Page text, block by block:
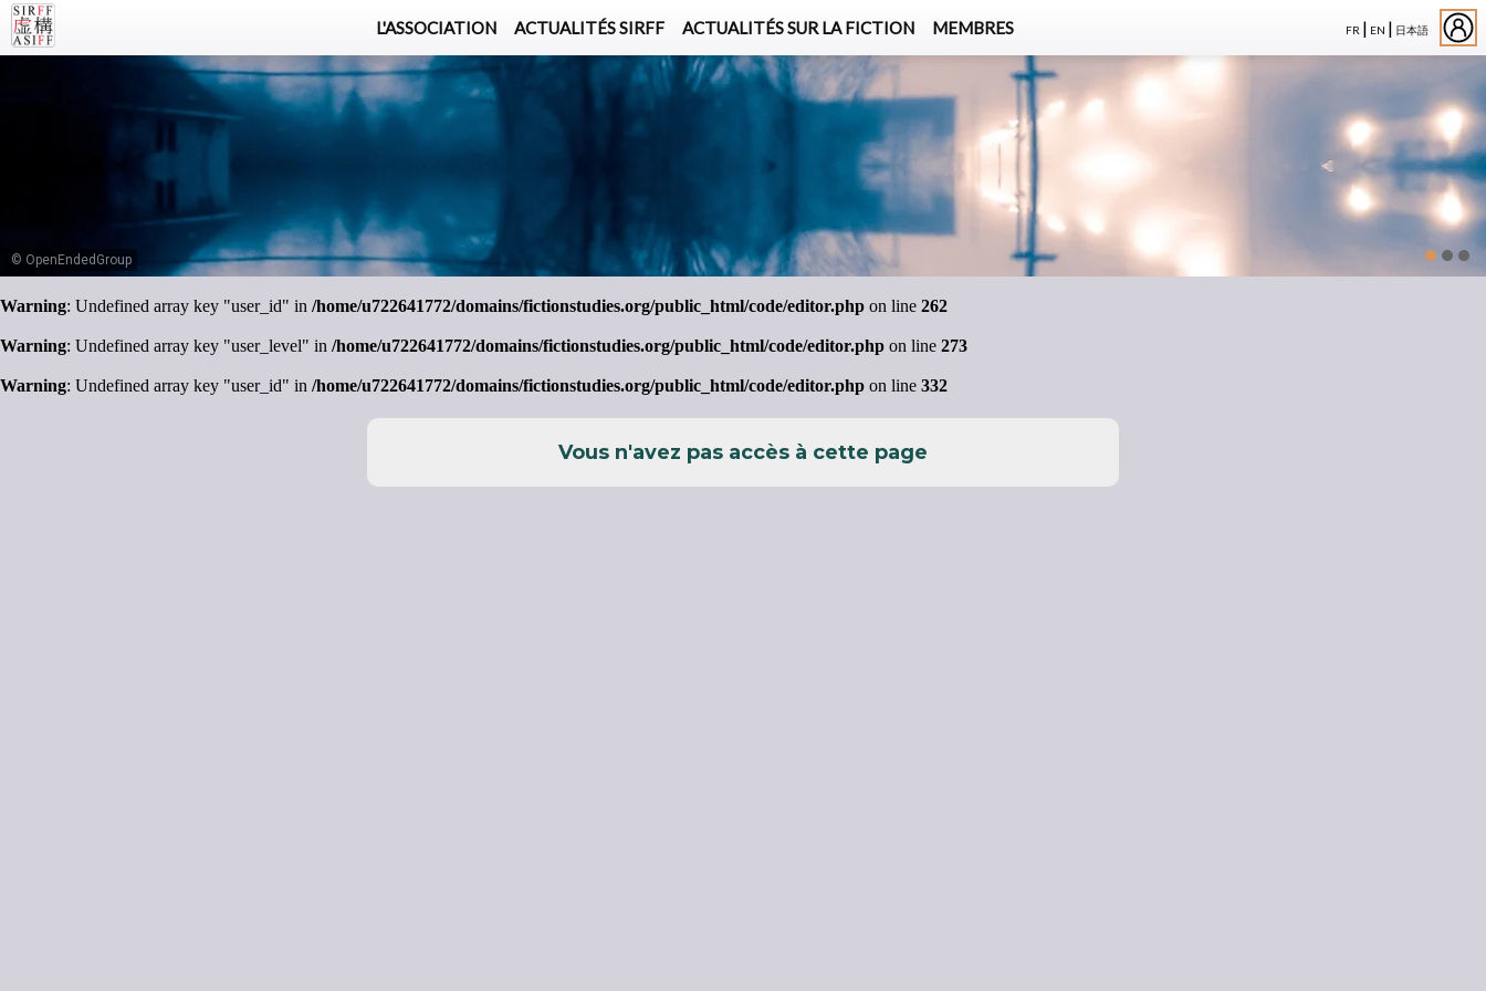
L'ASSOCIATION ACTUALITÉS SIRFF ACTUALITÉS SUR LA FICTION MEMBRES FR | EN | 日本語
L'ASSOCIATION
À PROPOS
ACTUALITÉS SIRFF
MEMBRES FONDATEURS
LES MEMBRES
© OpenEndedGroup
Warning: Undefined array key "user_id" in /home/u722641772/domains/fictionstudies.org/public_html/code/editor.php on line 262
Warning: Undefined array key "user_level" in /home/u722641772/domains/fictionstudies.org/public_html/code/editor.php on line 273
Warning: Undefined array key "user_id" in /home/u722641772/domains/fictionstudies.org/public_html/code/editor.php on line 332
Vous n'avez pas accès à cette page